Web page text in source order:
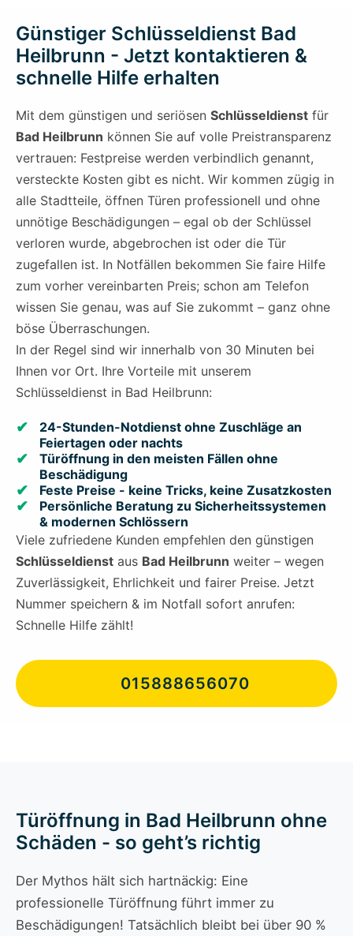
Günstiger Schlüsseldienst Bad
Heilbrunn - Jetzt kontaktieren &
schnelle Hilfe erhalten
Mit dem günstigen und seriösen Schlüsseldienst für
Bad Heilbrunn können Sie auf volle Preistransparenz
vertrauen: Festpreise werden verbindlich genannt,
versteckte Kosten gibt es nicht. Wir kommen zügig in
alle Stadtteile, öffnen Türen professionell und ohne
unnötige Beschädigungen – egal ob der Schlüssel
verloren wurde, abgebrochen ist oder die Tür
zugefallen ist. In Notfällen bekommen Sie faire Hilfe
zum vorher vereinbarten Preis; schon am Telefon
wissen Sie genau, was auf Sie zukommt – ganz ohne
böse Überraschungen.
In der Regel sind wir innerhalb von 30 Minuten bei
Ihnen vor Ort. Ihre Vorteile mit unserem
Schlüsseldienst in Bad Heilbrunn:
24-Stunden-Notdienst ohne Zuschläge an
Feiertagen oder nachts
Türöffnung in den meisten Fällen ohne
Beschädigung
Feste Preise - keine Tricks, keine Zusatzkosten
Persönliche Beratung zu Sicherheitssystemen
& modernen Schlössern
Viele zufriedene Kunden empfehlen den günstigen
Schlüsseldienst aus Bad Heilbrunn weiter – wegen
Zuverlässigkeit, Ehrlichkeit und fairer Preise. Jetzt
Nummer speichern & im Notfall sofort anrufen:
Schnelle Hilfe zählt!
015888656070
Türöffnung in Bad Heilbrunn ohne
Schäden - so geht’s richtig
Der Mythos hält sich hartnäckig: Eine
professionelle Türöffnung führt immer zu
Beschädigungen! Tatsächlich bleibt bei über 90 %